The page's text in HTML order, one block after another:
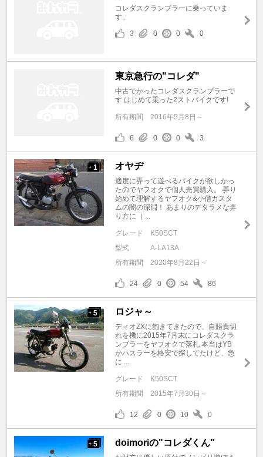
コレダスクランブラーに乗っていま
す。
3
0 0 0
東京急行の"コレダ"
中古でかったコレダスクランブラーで
す はじめて乗った2ストバイクです!
所有期間 2016年5月8日～
6 0 0 3
+ 1 オヤヂ
適度に弄って遊べるバイクが欲しかっ
たのでヤフオクで個人売買購入。 弄り
始めて理解するヤフオク&小僧カスタ
ムの闇の深淵！ あまりのデタラメな弄
り方に（ ...
グレード
K50SCT
型式
A-LA13A
所有期間
2020年8月22日～
24 0 54 86
+ 5 ロジャ～
ディオZXに飽きてきたので、自賠責切
れを機に2015年7月末にコレダスクラ
ンブラーをヤフオクで落札 本当はYB
かハスラーを格安で探してたけど、急
に ...
グレード
K50SCT
所有期間
2015年7月30日～
12 0 10 0
+ 5 doimoriの"コレダくん"